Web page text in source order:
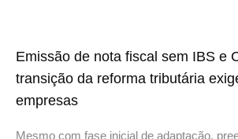
Emissão de nota fiscal sem IBS e
transição da reforma tributária
empresas
Mesmo com fase inicial de adaptação,